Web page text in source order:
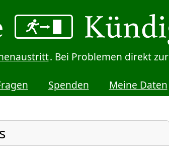
. Bei Problemen direkt zur
Spenden Meine Daten